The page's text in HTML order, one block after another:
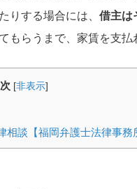
りする場合には、 借主は
もらうまで、家賃を支
[非表示]
談【福岡弁護士法律事務